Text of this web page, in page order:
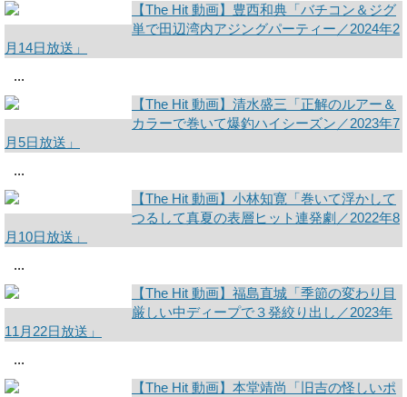
【The Hit 動画】豊西和典「バチコン＆ジグ
単で田辺湾内アジングパーティー／2024年2
月14日放送」
...
【The Hit 動画】清水盛三「正解のルアー＆
カラーで巻いて爆釣ハイシーズン／2023年7
月5日放送」
...
【The Hit 動画】小林知寛「巻いて浮かして
つるして真夏の表層ヒット連発劇／2022年8
月10日放送」
...
【The Hit 動画】福島直城「季節の変わり目
厳しい中ディープで３発絞り出し／2023年
11月22日放送」
...
【The Hit 動画】本堂靖尚「旧吉の怪しいポ